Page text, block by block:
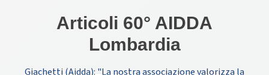
Articoli 60° AIDDA
Lombardia
Giachetti (Aidda): "La nostra associazione valorizza la